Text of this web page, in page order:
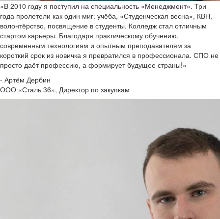
«В 2010 году я поступил на специальность «Менеджмент». Три
года пролетели как один миг: учёба, «Студенческая весна», КВН,
волонтёрство, посвящение в студенты. Колледж стал отличным
стартом карьеры. Благодаря практическому обучению,
современным технологиям и опытным преподавателям за
короткий срок из новичка я превратился в профессионала. СПО не
просто даёт профессию, а формирует будущее страны!»
- Артём Дербин
ООО «Сталь 36», Директор по закупкам